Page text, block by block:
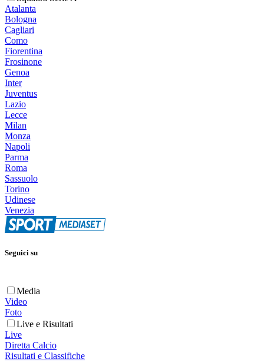
Atalanta
Bologna
Cagliari
Como
Fiorentina
Frosinone
Genoa
Inter
Juventus
Lazio
Lecce
Milan
Monza
Napoli
Parma
Roma
Sassuolo
Torino
Udinese
Venezia
Seguici su
Media
Video
Foto
Live e Risultati
Live
Diretta Calcio
Risultati e Classifiche